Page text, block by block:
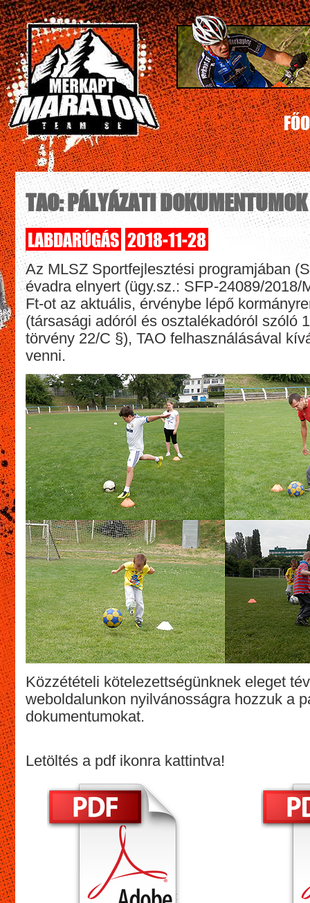
TAO: PÁLYÁZATI
LABDARÚGÁS 2018-11-28
Az MLSZ Sportfejlesztési programjában
évadra elnyert (ügy.sz.: SFP-24089/2018/
Ft-ot az aktuális, érvénybe lépő
(társasági adóról és osztalékadóról szóló
törvény 22/C §), TAO felhasználásával
venni.
Közzétételi kötelezettségünknek eleget
weboldalunkon nyilvánosságra hozzuk a
dokumentumokat.
Letöltés a pdf ikonra kattintva!